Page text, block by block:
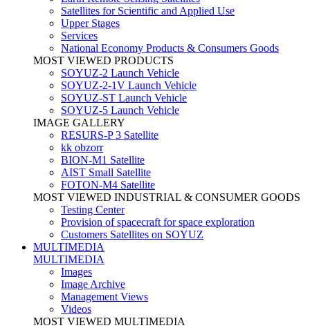
Satellites for Scientific and Applied Use
Upper Stages
Services
National Economy Products & Consumers Goods
MOST VIEWED PRODUCTS
SOYUZ-2 Launch Vehicle
SOYUZ-2-1V Launch Vehicle
SOYUZ-ST Launch Vehicle
SOYUZ-5 Launch Vehicle
IMAGE GALLERY
RESURS-P 3 Satellite
kk obzorr
BION-M1 Satellite
AIST Small Satellite
FOTON-M4 Satellite
MOST VIEWED INDUSTRIAL & CONSUMER GOODS
Testing Center
Provision of spacecraft for space exploration
Customers Satellites on SOYUZ
MULTIMEDIA
MULTIMEDIA
Images
Image Archive
Management Views
Videos
MOST VIEWED MULTIMEDIA